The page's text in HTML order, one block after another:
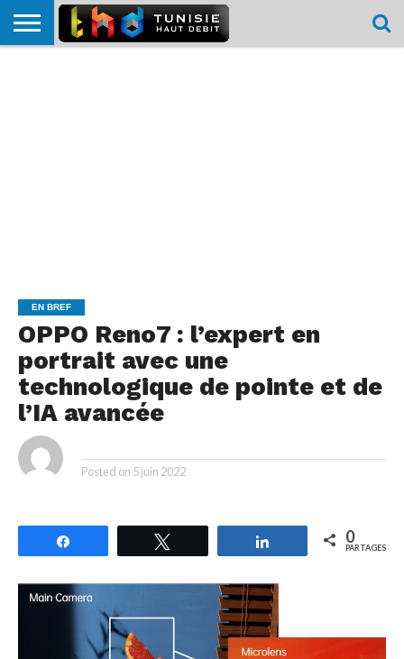
EN BREF
OPPO Reno7 : l’expert en
portrait avec une
technologique de pointe et de
l’IA avancée
Posted on 5 juin 2022
Partagez 0
PARTAGES